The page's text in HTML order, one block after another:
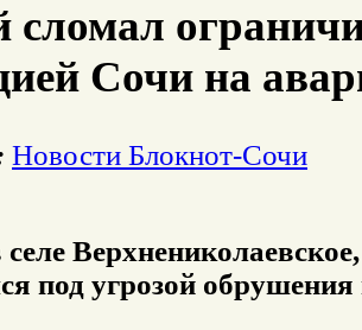
сломал
Сочи на
Новости Блокнот-Сочи
под угрозой